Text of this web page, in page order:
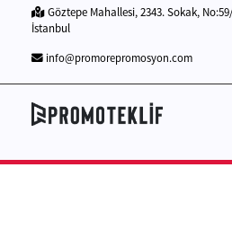
Göztepe Mahallesi, 2343. Sokak,
İstanbul
info@promorepromosyon.com